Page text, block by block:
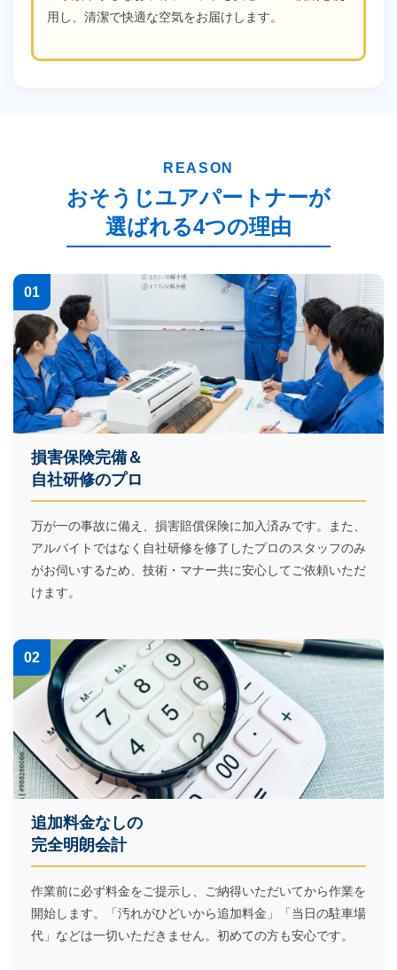
用し、清潔で快適な空気をお届けします。
REASON
おそうじユアパートナーが
選ばれる4つの理由
01
損害保険完備＆
自社研修のプロ
万が一の事故に備え、損害賠償保険に加入済みです。また、
アルバイトではなく自社研修を修了したプロのスタッフのみ
がお伺いするため、技術・マナー共に安心してご依頼いただ
けます。
02
追加料金なしの
完全明朗会計
作業前に必ず料金をご提示し、ご納得いただいてから作業を
開始します。「汚れがひどいから追加料金」「当日の駐車場
代」などは一切いただきません。初めての方も安心です。